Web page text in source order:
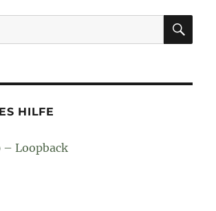
HILFE
– Loopback